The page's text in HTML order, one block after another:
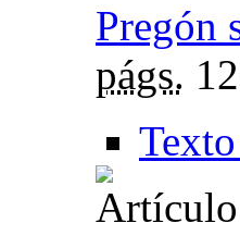
Pregón
págs.